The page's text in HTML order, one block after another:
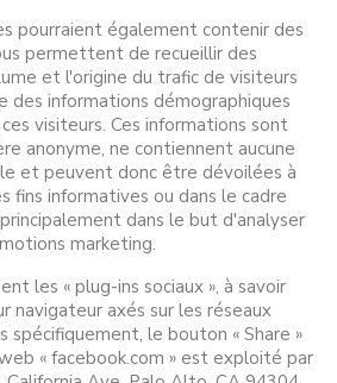
pourraient également contenir des
permettent de recueillir des
et l'origine du trafic de visiteurs
des informations démographiques
visiteurs. Ces informations sont
anonyme, ne contiennent aucune
et peuvent donc être dévoilées à
fins informatives ou dans le cadre
dans le but d'analyser
marketing.
les « plug-ins sociaux », à savoir
navigateur axés sur les réseaux
spécifiquement, le bouton « Share »
« facebook.com » est exploité par